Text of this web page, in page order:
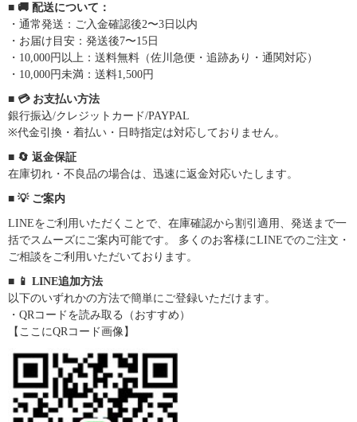
■ 🚚 配送について：
・通常発送：ご入金確認後2〜3日以内
・お届け目安：発送後7〜15日
・10,000円以上：送料無料（佐川急便・追跡あり・通関対応）
・10,000円未満：送料1,500円
■ 💳 お支払い方法
銀行振込/クレジットカード/PAYPAL
※代金引換・着払い・日時指定は対応しておりません。
■ 🔄 返金保証
在庫切れ・不良品の場合は、迅速に返金対応いたします。
■ 💡 ご案内
LINEをご利用いただくことで、在庫確認から割引適用、発送まで一
括でスムーズにご案内可能です。 多くのお客様にLINEでのご注文・
ご相談をご利用いただいております。
■ 📱 LINE追加方法
以下のいずれかの方法で簡単にご登録いただけます。
・QRコードを読み取る（おすすめ）
【ここにQRコード画像】